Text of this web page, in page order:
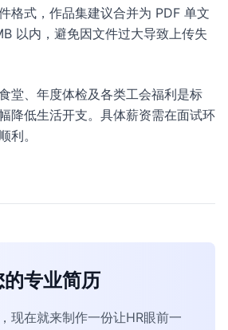
格式，作品集建议合并为 PDF 单文
以内，避免因文件过大导致上传失
堂、年度体检及各类工会福利是标
降低生活开支。具体薪资需在面试环
利。
专业简历
现在就来制作一份让HR眼前一